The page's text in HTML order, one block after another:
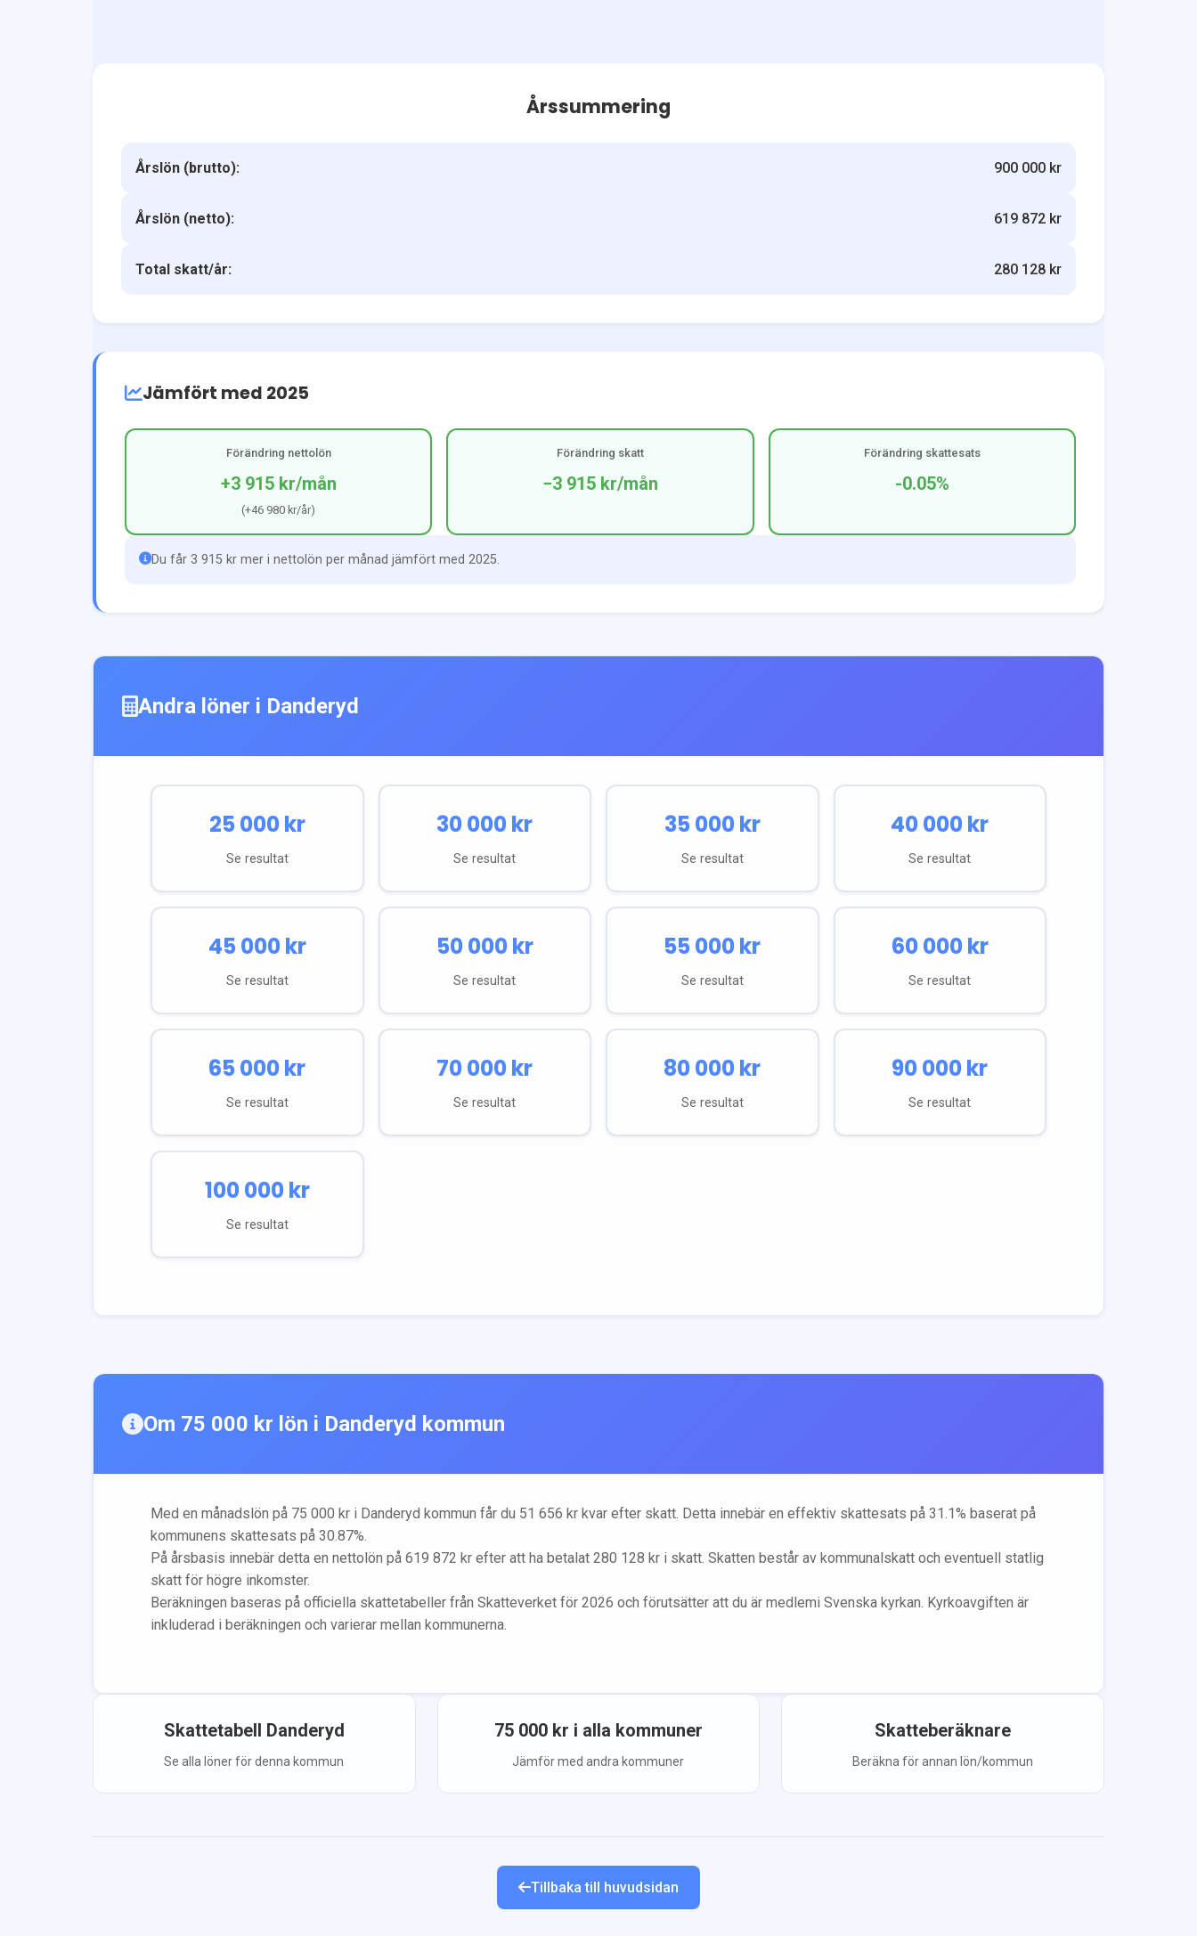
Årssummering
Årslön (brutto): 900 000 kr
Årslön (netto): 619 872 kr
Total skatt/år: 280 128 kr
Jämfört med 2025
Förändring nettolön
+3 915 kr/mån
(+46 980 kr/år)
Förändring skatt
−3 915 kr/mån
Förändring skattesats
-0.05%
Du får 3 915 kr mer i nettolön per månad jämfört med 2025.
Andra löner i Danderyd
25 000kr
Se resultat
30 000kr
Se resultat
35 000kr
Se resultat
40 000kr
Se resultat
45 000kr
Se resultat
50 000kr
Se resultat
55 000kr
Se resultat
60 000kr
Se resultat
65 000kr
Se resultat
70 000kr
Se resultat
80 000kr
Se resultat
90 000kr
Se resultat
100 000kr
Se resultat
Om 75 000 kr lön i Danderyd kommun
Med en månadslön på 75 000 kr i Danderyd kommun får du 51 656 kr kvar efter skatt. Detta innebär en effektiv skattesats på 31.1% baserat på
kommunens skattesats på 30.87%.
På årsbasis innebär detta en nettolön på 619 872 kr efter att ha betalat 280 128 kr i skatt. Skatten består av kommunalskatt och eventuell statlig
skatt för högre inkomster.
Beräkningen baseras på officiella skattetabeller från Skatteverket för 2026 och förutsätter att du är medlemi Svenska kyrkan. Kyrkoavgiften är
inkluderad i beräkningen och varierar mellan kommunerna.
Skattetabell Danderyd
Se alla löner för denna kommun
75 000kr i alla kommuner
Jämför med andra kommuner
Skatteberäknare
Beräkna för annan lön/kommun
Tillbaka till huvudsidan